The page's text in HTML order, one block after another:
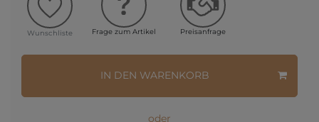
Wunschliste Frage zum Artikel Preisanfrage
IN DEN WARENKORB
oder